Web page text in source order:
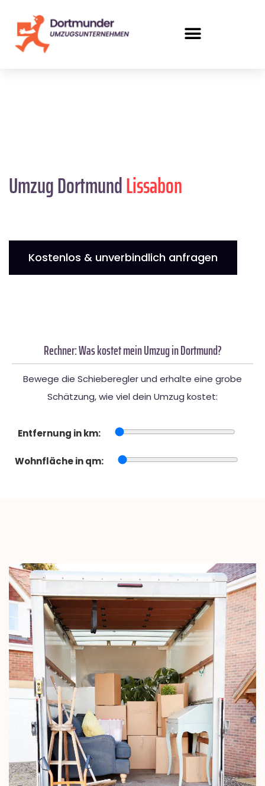
Umzug DortmundLissabon
Kostenlos & unverbindlich anfragen
Rechner: Was kostet mein Umzug in Dortmund?
Bewege die Schieberegler und erhalte eine grobe
Schätzung, wie viel dein Umzug kostet:
Entfernung in km:
Wohnfläche in qm: